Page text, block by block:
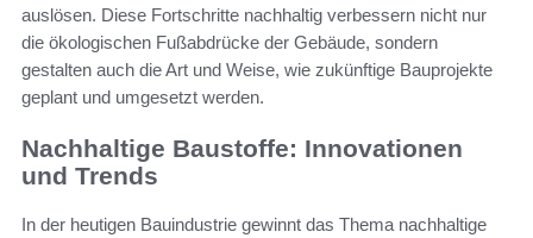
auslösen. Diese Fortschritte nachhaltig verbessern nicht nur
die ökologischen Fußabdrücke der Gebäude, sondern
gestalten auch die Art und Weise, wie zukünftige Bauprojekte
geplant und umgesetzt werden.
Nachhaltige Baustoffe: Innovationen
und Trends
In der heutigen Bauindustrie gewinnt das Thema nachhaltige